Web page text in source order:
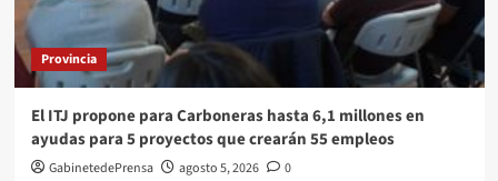
Provincia
El ITJ propone para Carboneras hasta 6,1 millones en
ayudas para 5 proyectos que crearán 55 empleos
GabinetedePrensa agosto 5, 2026 0